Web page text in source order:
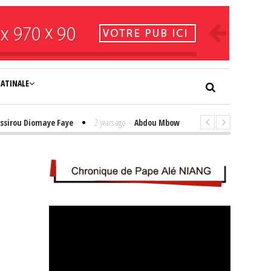
Diomaye Faye 2 years ago - Abdou Mbow : « Nous allons retourner